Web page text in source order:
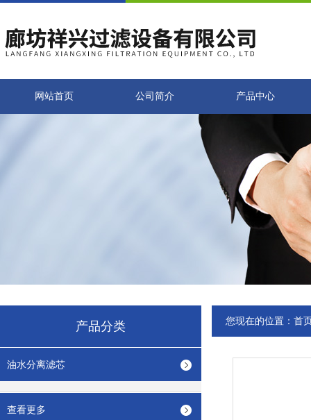
网站首页 公司简介 产品中心
产品分类
油水分离滤芯
查看更多
您现在的位置： 首